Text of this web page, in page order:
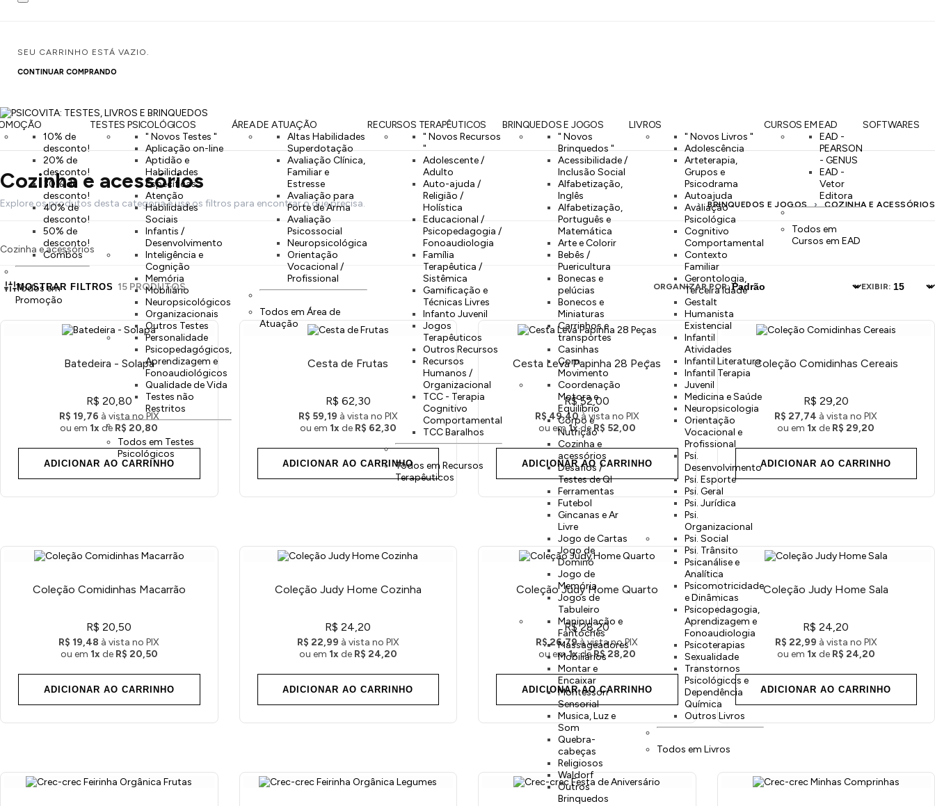
SEU CARRINHO ESTÁ VAZIO.
CONTINUAR COMPRANDO
10% de
desconto!
20% de
desconto!
30% de
desconto!
40% de
desconto!
50% de
desconto!
Combos
Todos em
Promoção
TESTES PSICOLÓGICOS
" Novos Testes "
Aplicação on-line
Aptidão e
Habilidades
Específicas
Atenção
Habilidades
Sociais
Infantis /
Desenvolvimento
Inteligência e
Cognição
Memória
Mobiliário
Neuropsicológicos
Organizacionais
Outros Testes
Personalidade
Psicopedagógicos,
Aprendizagem e
Fonoaudiológicos
Qualidade de Vida
Testes não
Restritos
Todos em Testes
Psicológicos
ÁREA DE ATUAÇÃO
Altas Habilidades
Superdotação
Avaliação Clínica,
Familiar e
Estresse
Avaliação para
Porte de Arma
Avaliação
Psicossocial
Neuropsicológica
Orientação
Vocacional /
Profissional
Todos em Área de
Atuação
RECURSOS TERAPÊUTICOS
" Novos Recursos
"
Adolescente /
Adulto
Auto-ajuda /
Religião /
Holística
Educacional /
Psicopedagogia /
Fonoaudiologia
Família
Terapêutica /
Sistêmica
Gamificação e
Técnicas Livres
Infanto Juvenil
Jogos
Terapêuticos
Outros Recursos
Recursos
Humanos /
Organizacional
TCC - Terapia
Cognitivo
Comportamental
TCC Baralhos
Todos em Recursos
Terapêuticos
BRINQUEDOS E JOGOS
" Novos
Brinquedos "
Acessibilidade /
Inclusão Social
Alfabetização,
Inglês
Alfabetização,
Português e
Matemática
Arte e Colorir
Bebês /
Puericultura
Bonecas e
pelúcias
Bonecos e
Miniaturas
Carrinhos e
transportes
Casinhas
Com
Movimento
Coordenação
Motora e
Equilíbrio
Corpo e
Nutrição
Cozinha e
acessórios
Desafios /
Testes de QI
Ferramentas
Futebol
Gincanas e Ar
Livre
Jogo de Cartas
Jogo de
Dominó
Jogo de
Memória
Jogos de
Tabuleiro
Manipulação e
Fantoches
Massageadores
Mobiliários
Montar e
Encaixar
Montessori
Sensorial
Musica, Luz e
Som
Quebra-
cabeças
Religiosos
Waldorf
Outros
Brinquedos
LIVROS
" Novos Livros "
Adolescência
Arteterapia,
Grupos e
Psicodrama
Autoajuda
Avaliação
Psicológica
Cognitivo
Comportamental
Contexto
Familiar
Gerontologia,
Terceira Idade
Gestalt
Humanista
Existencial
Infantil
Atividades
Infantil Literatura
Infantil Terapia
Juvenil
Medicina e Saúde
Neuropsicologia
Orientação
Vocacional e
Profissional
Psi.
Desenvolvimento
Psi. Esporte
Psi. Geral
Psi. Jurídica
Psi.
Organizacional
Psi. Social
Psi. Trânsito
Psicanálise e
Analítica
Psicomotricidade
e Dinâmicas
Psicopedagogia,
Aprendizagem e
Fonoaudiologia
Psicoterapias
Sexualidade
Transtornos
Psicológicos e
Dependência
Química
Outros Livros
Todos em Livros
CURSOS EM EAD
EAD -
PEARSON
- GENUS
EAD -
Vetor
Editora
Todos em
Cursos em EAD
SOFTWARES
Cozinha e acessórios
Explore os produtos desta categoria e use os filtros para encontrar o que precisa. BRINQUEDOS E JOGOS COZINHA E ACESSÓRIOS
Cozinha e acessórios
MOSTRAR FILTROS 15 PRODUTOS ORGANIZAR POR: EXIBIR:
Batedeira - Solapa
R$ 20,80
R$ 19,76 à vista no PIX
ou em 1x de R$ 20,80
ADICIONAR AO CARRINHO
Cesta de Frutas
R$ 62,30
R$ 59,19 à vista no PIX
ou em 1x de R$ 62,30
ADICIONAR AO CARRINHO
Cesta Leva Papinha 28 Peças
R$ 52,00
R$ 49,40à vista no PIX
ou em1xdeR$ 52,00
ADICIONAR AO CARRINHO
Coleção Comidinhas Cereais
R$ 29,20
R$ 27,74 à vista no PIX
ou em 1x de R$ 29,20
ADICIONAR AO CARRINHO
Coleção Comidinhas Macarrão
R$ 20,50
R$ 19,48 à vista no PIX
ou em 1x de R$ 20,50
ADICIONAR AO CARRINHO
Coleção Judy Home Cozinha
R$ 24,20
R$ 22,99 à vista no PIX
ou em 1x de R$ 24,20
ADICIONAR AO CARRINHO
Coleção Judy Home Quarto
R$ 28,20
R$ 26,79à vista no PIX
ou em1xdeR$ 28,20
ADICIONAR AO CARRINHO
Coleção Judy Home Sala
R$ 24,20
R$ 22,99 à vista no PIX
ou em 1x de R$ 24,20
ADICIONAR AO CARRINHO